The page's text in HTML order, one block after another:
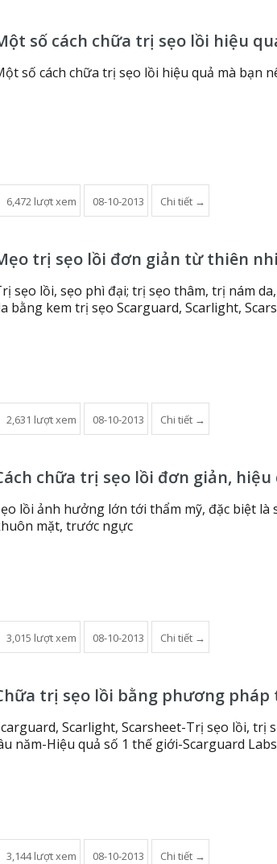
số cách chữa trị sẹo lồi hiệu
số cách chữa trị sẹo lồi hiệu quả mà bạn
6,472 lượt xem 08-10-2013 Chi tiết →
trị sẹo lồi đơn giản từ thiên
sẹo lồi, sẹo phì đại; trị sẹo thâm, trị nám
bằng kem trị sẹo Scarguard, Scarlight,
2,631 lượt xem 08-10-2013 Chi tiết →
chữa trị sẹo lồi đơn giản,
lồi ảnh hưởng lớn tới thẩm mỹ, đặc biệt là
mặt, trước ngực
3,015 lượt xem 08-10-2013 Chi tiết →
trị sẹo lồi bằng phương pháp
Scarlight, Scarsheet-Trị sẹo lồi, trị
năm-Hiệu quả số 1 thế giới-Scarguard Labs
3,144 lượt xem 08-10-2013 Chi tiết →